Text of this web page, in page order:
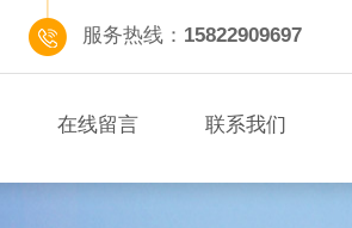
服务热线： 15822909697
在线留言 联系我们